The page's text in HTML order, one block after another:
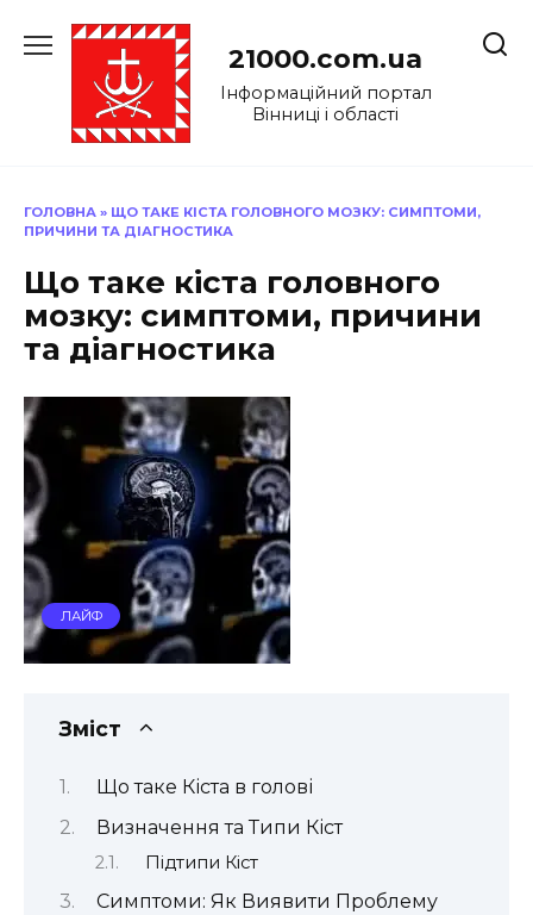
до
21000.com.ua
Інформаційний портал
Вінниці і області
ГОЛОВНА » ЩО ТАКЕ КІСТА ГОЛОВНОГО МОЗКУ: СИМПТОМИ,
ПРИЧИНИ ТА ДІАГНОСТИКА
Що таке кіста головного
мозку: симптоми, причини
та діагностика
ЛАЙФ
Зміст
Що таке Кіста в голові
Визначення та Типи Кіст
Підтипи Кіст
Симптоми: Як Виявити Проблему